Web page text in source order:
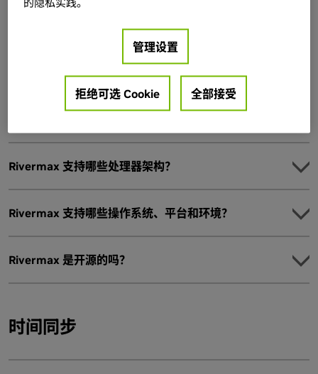
Rivermax 支持 NVIDIA ConnectX® 网卡 (NIC) 和 NVIDIA
BlueField® 数据处理器 (DPU) 。对于 Windows 操作系统，严格
的时间要求 ( PTP、ST2110) 要求必须使用 BlueField 卡。有关
受支持适配器的完整列表，请参阅
NVIDIA Rivermax SDK 页
Rivermax 支持哪些处理器架构？
Rivermax 支持哪些操作系统、平台和环境？
Rivermax 是开源的吗？
时间同步
管理设置
拒绝可选 Cookie 全部接受